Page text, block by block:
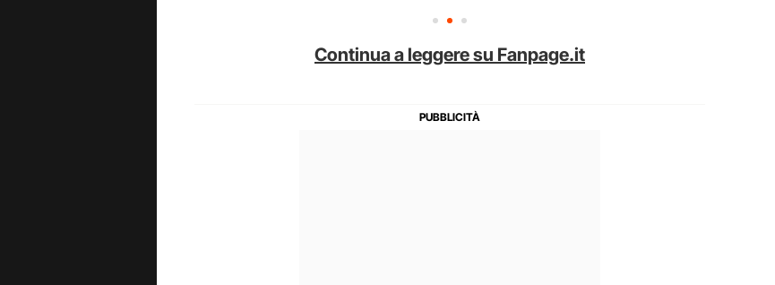
Continua a leggere su Fanpage.it